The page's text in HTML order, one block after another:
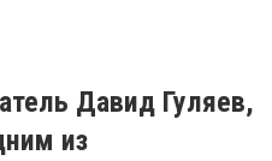
Давид Гуляев,
из